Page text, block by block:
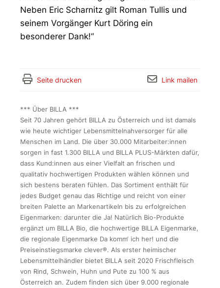
Neben Eric Scharnitz gilt Roman Tullis und
seinem Vorgänger Kurt Döring ein
besonderer Dank!“
Seite drucken Link mailen
*** Über BILLA ***
Seit 70 Jahren gehört BILLA zu Österreich und ist damals
wie heute wichtiger Lebensmittelnahversorger für alle
Menschen im Land. Die über 30.000 Mitarbeiter:innen
sorgen in fast 1.300 BILLA und BILLA PLUS-Märkten dafür,
dass Kund:innen aus einer Vielfalt an frischen und
qualitativ hochwertigen Produkten wählen können und
sich bestens beraten fühlen. Das Sortiment enthält für
jedes Budget genau das Richtige und reicht von einer
breiten Palette an Markenartikeln bis zu erfolgreichen
Eigenmarken: darunter die Ja! Natürlich Bio-Produkte
ergänzt um BILLA Bio, die hochwertige BILLA Eigenmarke,
die regionale Eigenmarke Da komm‘ ich her! und die
Preiseinstiegsmarke clever®. Als erster heimischer
Lebensmittelhändler bietet BILLA seit 2020 Frischfleisch
von Rind, Schwein, Huhn und Pute zu 100 % aus
Österreich an. Zudem finden sich über 9.000 regionale